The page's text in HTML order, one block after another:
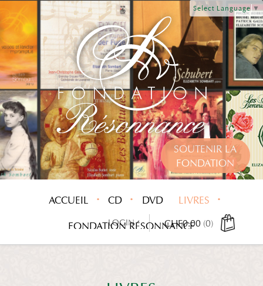
Select Language ▼
SOUTENIR LA
FONDATION
ACCUEIL CD DVD LIVRES
FONDATION RÉSONNANCE
CHF0.00 (0)
LOGIN